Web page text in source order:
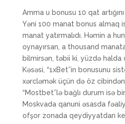
Amma u bonusu 10 qat
Yəni 100 manat bonus almaq
manat yatırmalıdı. Həmin a
oynayırsan, a thousand
bilmirsən, təbii ki, yüzdə halda
Kəsəsi, “1xBet”in bonusunu
xərcləmək üçün də öz cibindən
“Mostbet”lə bağlı durum isə
Moskvada qanuni əsasda
ofşor zonada qeydiyyatdan